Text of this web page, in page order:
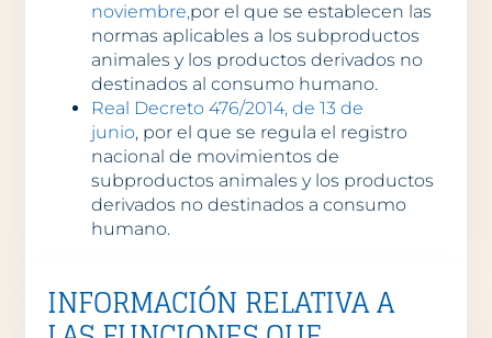
noviembre,por el que se establecen las
normas aplicables a los subproductos
animales y los productos derivados no
destinados al consumo humano.
Real Decreto 476/2014, de 13 de
junio, por el que se regula el registro
nacional de movimientos de
subproductos animales y los productos
derivados no destinados a consumo
humano.
INFORMACIÓN RELATIVA A